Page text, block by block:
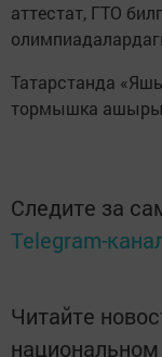
аттестат, ГТО
Татарстанда
тормышка
Следите за
Telegram-
Читайте